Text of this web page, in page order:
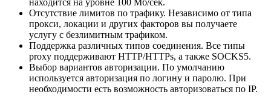
Отсутствие лимитов по трафику. Независимо от типа
прокси, локации и других факторов вы получаете
услугу с безлимитным трафиком.
Поддержка различных типов соединения. Все типы
proxy поддерживают HTTP/HTTPs, а также SOCKS5.
Выбор вариантов авторизации. По умолчанию
используется авторизация по логину и паролю. При
необходимости есть возможность авторизоваться по IP.